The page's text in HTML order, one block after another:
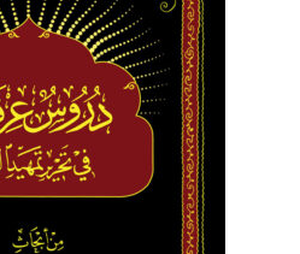
تماس با ما
ثبت شکایات